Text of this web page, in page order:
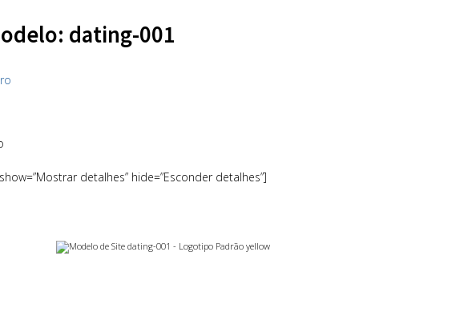
dating-001
detalhes” hide=”Esconder detalhes”]